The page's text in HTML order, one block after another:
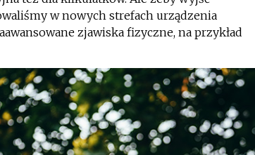
w nowych strefach urządzenia
zjawiska fizyczne, na przykład